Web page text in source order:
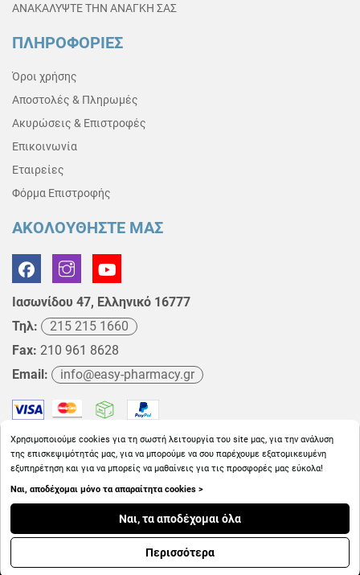
ΑΝΑΚΑΛΥΨΤΕ ΤΗΝ ΑΝΑΓΚΗ ΣΑΣ
ΠΛΗΡΟΦΟΡΙΕΣ
Όροι χρήσης
Αποστολές & Πληρωμές
Ακυρώσεις & Επιστροφές
Επικοινωνία
Εταιρείες
Φόρμα Επιστροφής
ΑΚΟΛΟΥΘΗΣΤΕ ΜΑΣ
Ιασωνίδου 47, Ελληνικό 16777
Τηλ:
215 215 1660
Fax: 210 961 8628
Email:
info@easy-pharmacy.gr
Copyright © 2026EasyPharmacy.gr
Χρησιμοποιούμε cookies για τη σωστή λειτουργία του site μας, για την ανάλυση
της επισκεψιμότητάς μας, για να μπορούμε να σου παρέχουμε εξατομικευμένη
εξυπηρέτηση και για να μπορείς να μαθαίνεις για τις προσφορές μας εύκολα!
Ναι, αποδέχομαι μόνο τα απαραίτητα cookies >
Ναι, τα αποδέχομαι όλα
Περισσότερα